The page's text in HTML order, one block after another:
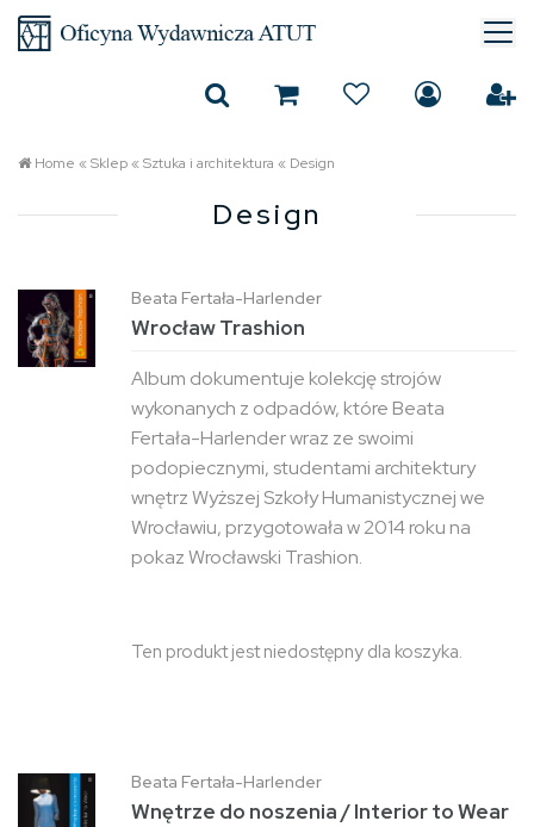
Home «Sklep«Sztuka i architektura « Design
Design
Beata Fertała-Harlender
Wrocław Trashion
Album dokumentuje kolekcję strojów
wykonanych z odpadów, które Beata
Fertała-Harlender wraz ze swoimi
podopiecznymi, studentami architektury
wnętrz Wyższej Szkoły Humanistycznej we
Wrocławiu, przygotowała w 2014 roku na
pokaz Wrocławski Trashion.
Ten produkt jest niedostępny dla koszyka.
Beata Fertała-Harlender
Wnętrze do noszenia / Interior to Wear